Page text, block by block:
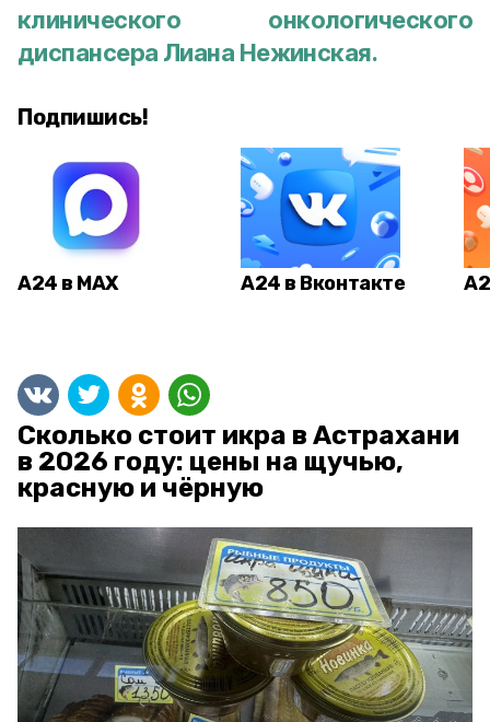
клинического онкологического
диспансера Лиана Нежинская.
Подпишись!
А24 в MAX А24 в Вконтакте
Сколько стоит икра в Астрахани
в 2026 году: цены на щучью,
красную и чёрную